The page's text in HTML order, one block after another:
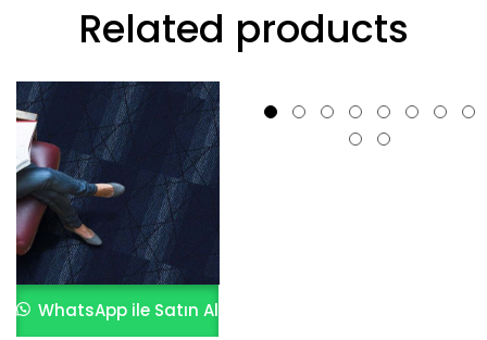
Related products
WhatsApp ile Satın Al